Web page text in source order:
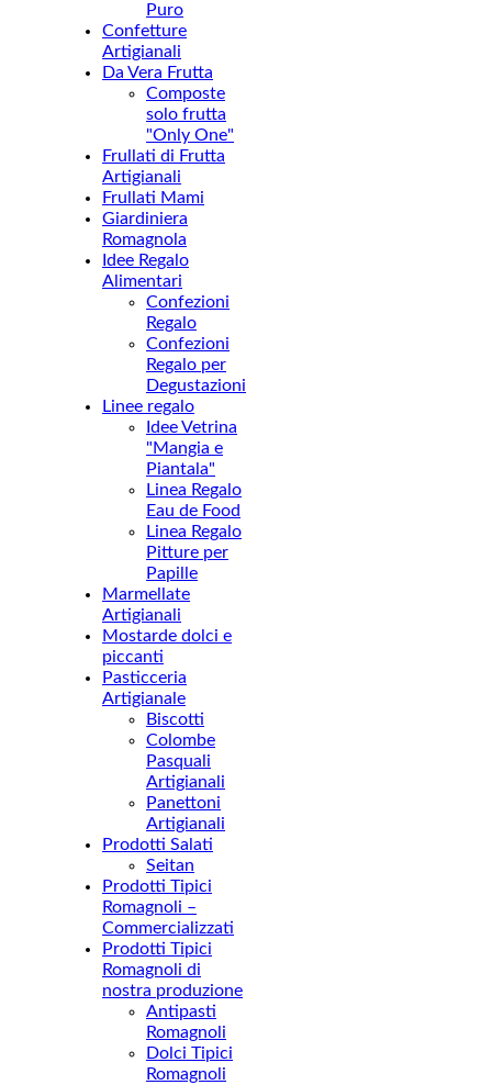
Puro
Confetture
Artigianali
Da Vera Frutta
Composte
solo frutta
"Only One"
Frullati di Frutta
Artigianali
Frullati Mami
Giardiniera
Romagnola
Idee Regalo
Alimentari
Confezioni
Regalo
Confezioni
Regalo per
Degustazioni
Linee regalo
Idee Vetrina
"Mangia e
Piantala"
Linea Regalo
Eau de Food
Linea Regalo
Pitture per
Papille
Marmellate
Artigianali
Mostarde dolci e
piccanti
Pasticceria
Artigianale
Biscotti
Colombe
Pasquali
Artigianali
Panettoni
Artigianali
Prodotti Salati
Seitan
Prodotti Tipici
Romagnoli –
Commercializzati
Prodotti Tipici
Romagnoli di
nostra produzione
Antipasti
Romagnoli
Dolci Tipici
Romagnoli